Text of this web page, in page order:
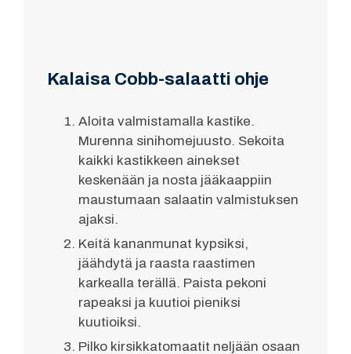
Kalaisa Cobb-salaatti ohje
Aloita valmistamalla kastike.
Murenna sinihomejuusto. Sekoita
kaikki kastikkeen ainekset
keskenään ja nosta jääkaappiin
maustumaan salaatin valmistuksen
ajaksi.
Keitä kananmunat kypsiksi,
jäähdytä ja raasta raastimen
karkealla terällä. Paista pekoni
rapeaksi ja kuutioi pieniksi
kuutioiksi.
Pilko kirsikkatomaatit neljään osaan